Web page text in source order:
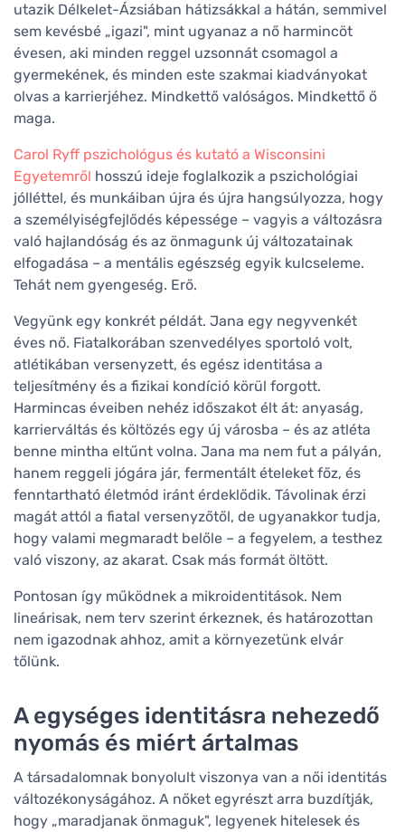
utazik Délkelet-Ázsiában hátizsákkal a hátán, semmivel
sem kevésbé „igazi", mint ugyanaz a nő harmincöt
évesen, aki minden reggel uzsonnát csomagol a
gyermekének, és minden este szakmai kiadványokat
olvas a karrierjéhez. Mindkettő valóságos. Mindkettő ő
maga.
Carol Ryff pszichológus és kutató a Wisconsini
Egyetemről hosszú ideje foglalkozik a pszichológiai
jólléttel, és munkáiban újra és újra hangsúlyozza, hogy
a személyiségfejlődés képessége – vagyis a változásra
való hajlandóság és az önmagunk új változatainak
elfogadása – a mentális egészség egyik kulcseleme.
Tehát nem gyengeség. Erő.
Vegyünk egy konkrét példát. Jana egy negyvenkét
éves nő. Fiatalkorában szenvedélyes sportoló volt,
atlétikában versenyzett, és egész identitása a
teljesítmény és a fizikai kondíció körül forgott.
Harmincas éveiben nehéz időszakot élt át: anyaság,
karrierváltás és költözés egy új városba – és az atléta
benne mintha eltűnt volna. Jana ma nem fut a pályán,
hanem reggeli jógára jár, fermentált ételeket főz, és
fenntartható életmód iránt érdeklődik. Távolinak érzi
magát attól a fiatal versenyzőtől, de ugyanakkor tudja,
hogy valami megmaradt belőle – a fegyelem, a testhez
való viszony, az akarat. Csak más formát öltött.
Pontosan így működnek a mikroidentitások. Nem
lineárisak, nem terv szerint érkeznek, és határozottan
nem igazodnak ahhoz, amit a környezetünk elvár
tőlünk.
A egységes identitásra nehezedő
nyomás és miért ártalmas
A társadalomnak bonyolult viszonya van a női identitás
változékonyságához. A nőket egyrészt arra buzdítják,
hogy „maradjanak önmaguk", legyenek hitelesek és